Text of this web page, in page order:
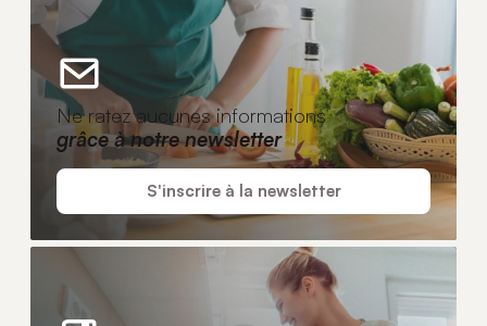
Ne ratez aucunes informations
grâce à notre newsletter
S'inscrire à la newsletter